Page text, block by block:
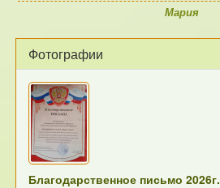
Мария
Фотографии
Благодарственное письмо 2026г.